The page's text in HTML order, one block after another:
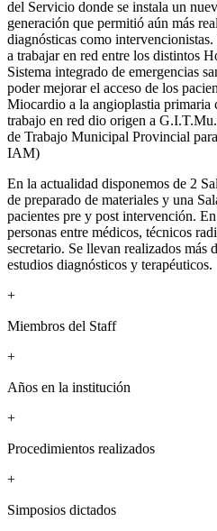
del Servicio donde se instala un
generación que permitió aún más
diagnósticas como
a trabajar en red entre los distintos
Sistema integrado de emergencias
poder mejorar el acceso de los
Miocardio a la angioplastia primaria
trabajo en red dio origen a
de Trabajo Municipal Provincial
IAM)
En la actualidad disponemos de 2
de preparado de materiales y una
pacientes pre y post intervención.
personas entre médicos, técnicos
secretario. Se llevan realizados más
estudios diagnósticos y terapéuticos.
+
Miembros del Staff
+
Años en la institución
+
Procedimientos realizados
+
Simposios dictados